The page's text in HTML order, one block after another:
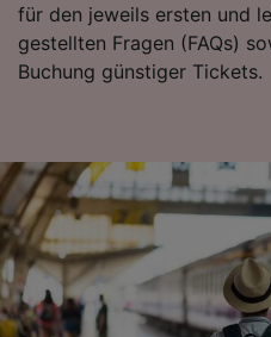
für den jeweils ersten und
gestellten Fragen (FAQs)
Buchung günstiger Tickets.
Folgendes
Verwendung genauer
von Werbeleistung
Inhalten,
Entwicklung und
Angeboten.
Liste der Partner